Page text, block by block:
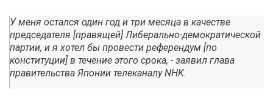
У меня остался один год и три месяца в качестве
председателя [правящей] Либерально-демократической
партии, и я хотел бы провести референдум [по
конституции] в течение этого срока, - заявил глава
правительства Японии телеканалу NHK.